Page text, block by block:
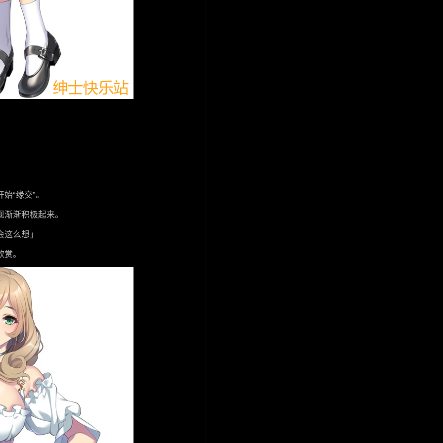
“缘交”。
渐积极起来。
么想」
。